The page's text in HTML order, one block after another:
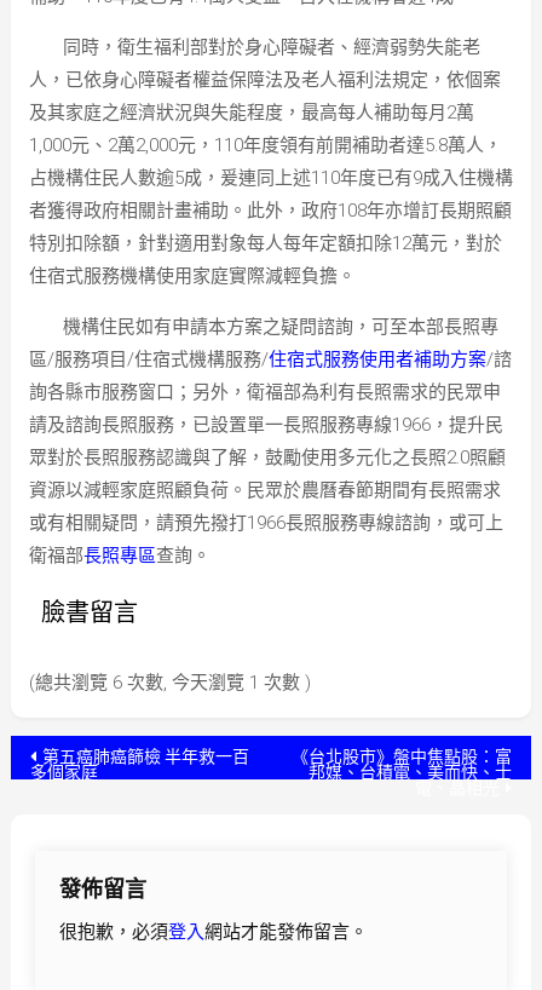
同時，衛生福利部對於身心障礙者、經濟弱勢失能老
人，已依身心障礙者權益保障法及老人福利法規定，依個案
及其家庭之經濟狀況與失能程度，最高每人補助每月2萬
1,000元、2萬2,000元，110年度領有前開補助者達5.8萬人，
占機構住民人數逾5成，爰連同上述110年度已有9成入住機構
者獲得政府相關計畫補助。此外，政府108年亦增訂長期照顧
特別扣除額，針對適用對象每人每年定額扣除12萬元，對於
住宿式服務機構使用家庭實際減輕負擔。
機構住民如有申請本方案之疑問諮詢，可至本部長照專
區/服務項目/住宿式機構服務/住宿式服務使用者補助方案/諮
詢各縣市服務窗口；另外，衛福部為利有長照需求的民眾申
請及諮詢長照服務，已設置單一長照服務專線1966，提升民
眾對於長照服務認識與了解，鼓勵使用多元化之長照2.0照顧
資源以減輕家庭照顧負荷。民眾於農曆春節期間有長照需求
或有相關疑問，請預先撥打1966長照服務專線諮詢，或可上
衛福部長照專區查詢。
臉書留言
(總共瀏覽 6 次數, 今天瀏覽 1 次數 )
文第五癌肺癌篩檢 半年救一百
多個家庭
《台北股市》盤中焦點股：富
邦媒、台積電、美而快、士
發佈留言
很抱歉，必須登入網站才能發佈留言。